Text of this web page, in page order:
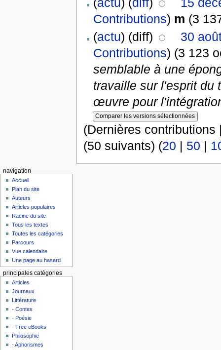
Contributions) m (3
(actu) (diff)
30
Contributions) (3 123
semblable à une
travaille sur l'esprit du
œuvre pour
(Dernières
(50 suivants) (20 | 50 |
navigation
Accueil
Plan du site
Auteurs
Articles populaires
Racine du site
Tous les textes
Toutes les catégories
Parcours
Vue calendaire
Une page au hasard
principales catégories
Articles
Journaux
Littérature
- Contes
- Poésie
- Free eBooks
Philosophie
- Aphorismes